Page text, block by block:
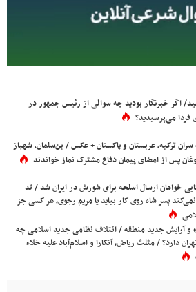
اگر خبرنگار بودید چه سوالی از رئیس جمهور در
می‌پرسیدید؟
ترکیه، عربستان و پاکستان + عکس / بن‌سلمان، شهباز
پس از امضای پیمان دفاع مشترک نماز خواندند
خواهان ارسال اسلحه برای شورش در ایران شد / تد
پسر شاه روی کار بیاید یا مریم رجوی، هر کسی جز
و آرایش جدید منطقه / ائتلاف نظامی جدید اسلامی چه
دارد؟ / مثلث ریاض، آنکارا و اسلام‌آباد علیه خلاء